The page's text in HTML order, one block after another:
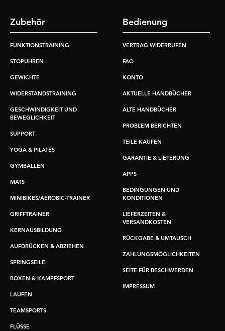
Zubehör
FUNKTIONSTRAINING
STOPUHREN
GEWICHTE
WIDERSTANDSTRAINING
GESCHWINDIGKEIT UND
BEWEGLICHKEIT
SUPPORT
YOGA & PILATES
GYMBALLEN
MATS
MINIBIKES/AEROBIC-TRAINER
GRIFFTRAINER
KERNAUSBILDUNG
AUFDRÜCKEN & ABZIEHEN
SPRINGSEILE
BOXEN & KAMPFSPORT
LAUFEN
TEAMSPORTS
FLÜSSE
Bedienung
VERTRAG WIDERRUFEN
FAQ
KONTO
AKTUELLE HANDBÜCHER
ALTE HANDBÜCHER
PROBLEM BERICHTEN
TEILE KAUFEN
GARANTIE & LIEFERUNG
APPS
BEDINGUNGEN UND
KONDITIONEN
LIEFERZEITEN &
VERSANDKOSTEN
RÜCKGABE & UMTAUSCH
ZAHLUNGSMÖGLICHKEITEN
SEITE FÜR BESCHWERDEN
IMPRESSUM